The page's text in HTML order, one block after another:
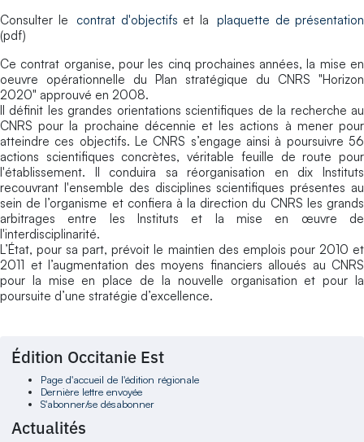
Consulter le
contrat d'objectifs et la plaquette de présentation
(pdf)
Ce contrat organise, pour les cinq prochaines années, la mise en
oeuvre opérationnelle du Plan stratégique du CNRS "Horizon
2020" approuvé en 2008.
Il définit les grandes orientations scientifiques de la recherche au
CNRS pour la prochaine décennie et les actions à mener pour
atteindre ces objectifs. Le CNRS s’engage ainsi à poursuivre 56
actions scientifiques concrètes, véritable feuille de route pour
l'établissement. Il conduira sa réorganisation en dix Instituts
recouvrant l'ensemble des disciplines scientifiques présentes au
sein de l’organisme et confiera à la direction du CNRS les grands
arbitrages entre les Instituts et la mise en œuvre de
l'interdisciplinarité.
L’État, pour sa part, prévoit le maintien des emplois pour 2010 et
2011 et l’augmentation des moyens financiers alloués au CNRS
pour la mise en place de la nouvelle organisation et pour la
poursuite d’une stratégie d’excellence.
Édition Occitanie Est
Page d'accueil de l'édition régionale
Dernière lettre envoyée
S'abonner/se désabonner
Actualités